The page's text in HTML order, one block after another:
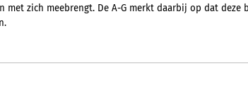
zich meebrengt. De A-G merkt daarbij op dat deze